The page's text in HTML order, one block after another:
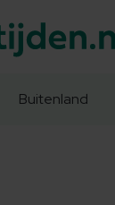
Buitenland